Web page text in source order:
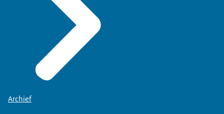
Archief